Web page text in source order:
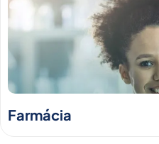
Farmácia